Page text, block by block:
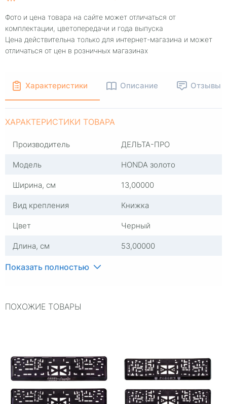
Фото и цена товара на сайте может отличаться от
комплектации, цветопередачи и года выпуска
Цена действительна только для интернет-магазина и может
отличаться от цен в розничных магазинах
Характеристики Описание Отзывы
ХАРАКТЕРИСТИКИ ТОВАРА
Производитель
ДЕЛЬТА-ПРО
Модель
HONDA золото
Ширина, см
13,00000
Вид крепления
Книжка
Цвет
Черный
Длина, см
53,00000
Место крепления
Комплектация
Рамка для номера
Показать полностью
ПОХОЖИЕ ТОВАРЫ